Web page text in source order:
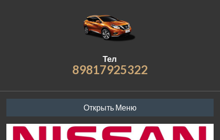
Тел
89817925322
Открыть Меню